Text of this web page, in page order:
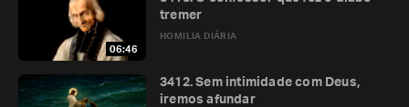
06:46
HOMILIA DIÁRIA
tremer
3412. Sem intimidade com Deus,
iremos afundar